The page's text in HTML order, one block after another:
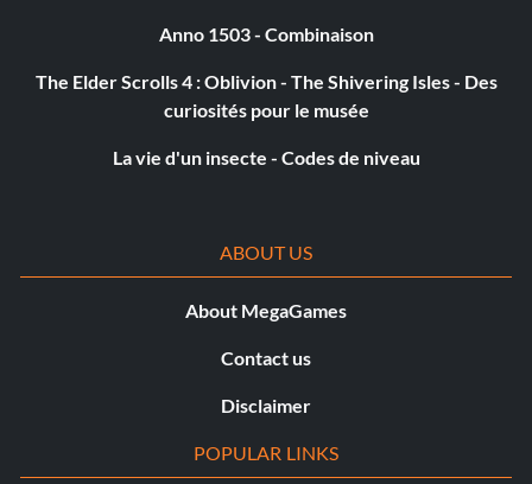
Anno 1503 - Combinaison
The Elder Scrolls 4 : Oblivion - The Shivering Isles - Des
curiosités pour le musée
La vie d'un insecte - Codes de niveau
ABOUT US
About MegaGames
Contact us
Disclaimer
POPULAR LINKS